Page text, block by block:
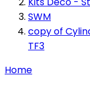
SWM
copy of
TF3
Home